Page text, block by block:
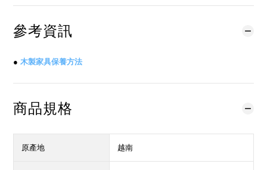
參考資訊
● 木製家具保養方法
商品規格
原產地 越南